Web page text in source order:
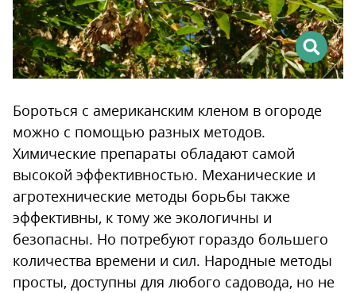
Бороться с американским кленом в огороде
можно с помощью разных методов.
Химические препараты обладают самой
высокой эффективностью. Механические и
агротехнические методы борьбы также
эффективны, к тому же экологичны и
безопасны. Но потребуют гораздо большего
количества времени и сил. Народные методы
просты, доступны для любого садовода, но не